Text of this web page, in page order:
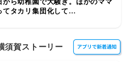
から幼稚園で大騒ぎ。ほかのママ
てタカリ集団化して…
須賀ストーリー